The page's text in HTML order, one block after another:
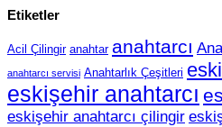
Etiketler
Acil Çilingir anahtar anahtarcı
anahtarcı servisi Anahtarlık Çeşitleri
eskişehir anahtarcı
eskişehir anahtarcı çilingir